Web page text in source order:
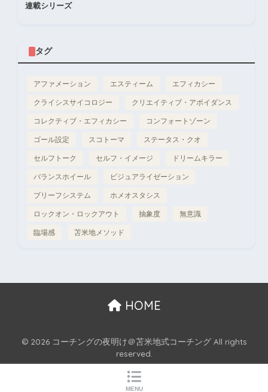
連載シリーズ
タグ
アファメーション エスティーム エフィカシー
クライシスサイコロジー クリエイティブ・アボイダンス
コレクティブ・エフィカシー コンフォートゾーン
ゴール設定 スコトーマ ステータス・クオ
セルフトーク セルフ・イメージ ドリームキラー
バランスホイール ビジュアライゼーション
ブリーフシステム ホメオスタシス
ロックオン・ロックアウト 抽象度 無意識
臨場感 苫米地メソッド
HOME
© 2026 コーチングの夜明け＠苫米地式コーチング All rights
reserved.
MENU